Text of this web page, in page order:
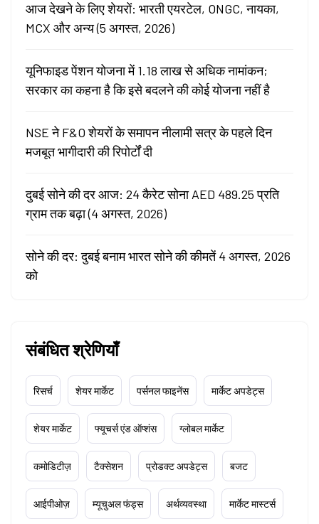
आज देखने के लिए शेयरों: भारती एयरटेल, ONGC, नायका,
MCX और अन्य (5 अगस्त, 2026)
यूनिफाइड पेंशन योजना में 1.18 लाख से अधिक नामांकन;
सरकार का कहना है कि इसे बदलने की कोई योजना नहीं है
NSE ने F&O शेयरों के समापन नीलामी सत्र के पहले दिन
मजबूत भागीदारी की रिपोर्टों दी
दुबई सोने की दर आज: 24 कैरेट सोना AED 489.25 प्रति
ग्राम तक बढ़ा (4 अगस्त, 2026)
सोने की दर: दुबई बनाम भारत सोने की कीमतें 4 अगस्त, 2026
को
संबंधित श्रेणियाँ
रिसर्च शेयर मार्केट पर्सनल फाइनेंस मार्केट अपडेट्स
शेयर मार्केट फ्यूचर्स एंड ऑप्शंस ग्लोबल मार्केट
कमोडिटीज़ टैक्सेशन प्रोडक्ट अपडेट्स बजट
आईपीओज़ म्यूचुअल फंड्स अर्थव्यवस्था मार्केट मास्टर्स